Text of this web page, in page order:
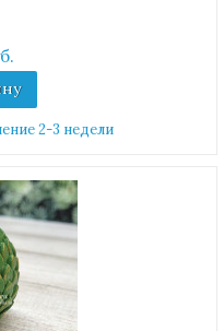
2-3 недели